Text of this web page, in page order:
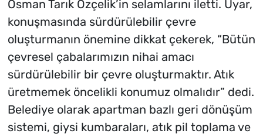
Osman Tarık Özçelik’in selamlarını iletti. Uyar,
konuşmasında sürdürülebilir çevre
oluşturmanın önemine dikkat çekerek, “Bütün
çevresel çabalarımızın nihai amacı
sürdürülebilir bir çevre oluşturmaktır. Atık
üretmemek öncelikli konumuz olmalıdır” dedi.
Belediye olarak apartman bazlı geri dönüşüm
sistemi, giysi kumbaraları, atık pil toplama ve